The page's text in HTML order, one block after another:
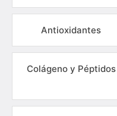
Antioxidantes
Colágeno y Péptidos